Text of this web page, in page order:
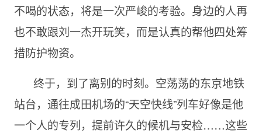
不喝的状态，将是一次严峻的考验。身边的人再
也不敢跟刘一杰开玩笑，而是认真的帮他四处筹
措防护物资。
终于，到了离别的时刻。空荡荡的东京地铁
站台，通往成田机场的“天空快线”列车好像是他
一个人的专列，提前许久的候机与安检……这些